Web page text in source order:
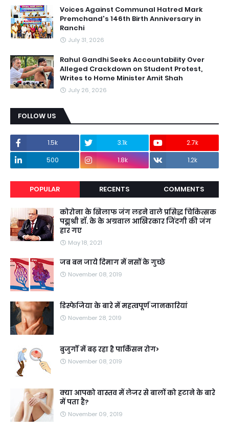
Voices Against Communal Hatred Mark
Premchand's 146th Birth Anniversary in
Ranchi
July 31, 2026
Rahul Gandhi Seeks Accountability Over
Alleged Crackdown on Student Protest,
Writes to Home Minister Amit Shah
July 26, 2026
FOLLOW US
1.5k 3.1k
2.7k
500
1.8k 1.2k
POPULAR RECENTS COMMENTS
कोरोना के खिलाफ जंग लडने वाले प्रसिद्ध चिकित्सक
पद्मश्री डॉ. के के अग्रवाल आखिरकार जिंदगी की जंग
हार गए
May 18, 2021
जब बन जाये दिमाग में नसों के गुच्छे
November 08, 2019
डिस्फेजिया के बारे में महत्वपूर्ण जानकारियां
November 28, 2019
बुजुर्गों में बढ़ रहा है पार्किंसन रोग>
November 08, 2019
क्या आपको वास्तव में लेजर से बालों को हटाने के बारे
में पता है?
November 09, 2019